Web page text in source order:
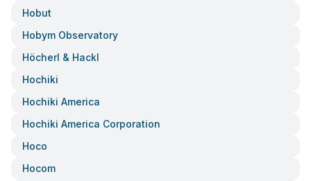
Hobut
Hobym Observatory
Höcherl & Hackl
Hochiki
Hochiki America
Hochiki America Corporation
Hoco
Hocom